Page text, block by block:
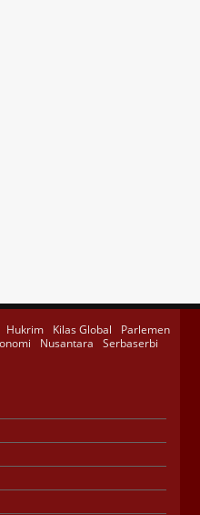
Hukrim Kilas Global
Parlemen
Nusantara Serbaserbi